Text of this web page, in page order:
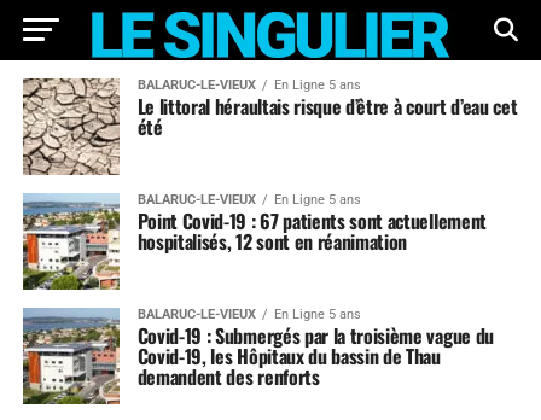
BALARUC-LE-VIEUX En Ligne 5 ans
Le littoral héraultais risque d’être à court d’eau cet
été
BALARUC-LE-VIEUX En Ligne 5 ans
Point Covid-19 : 67 patients sont actuellement
hospitalisés, 12 sont en réanimation
BALARUC-LE-VIEUX En Ligne 5 ans
Covid-19 : Submergés par la troisième vague du
Covid-19, les Hôpitaux du bassin de Thau
demandent des renforts